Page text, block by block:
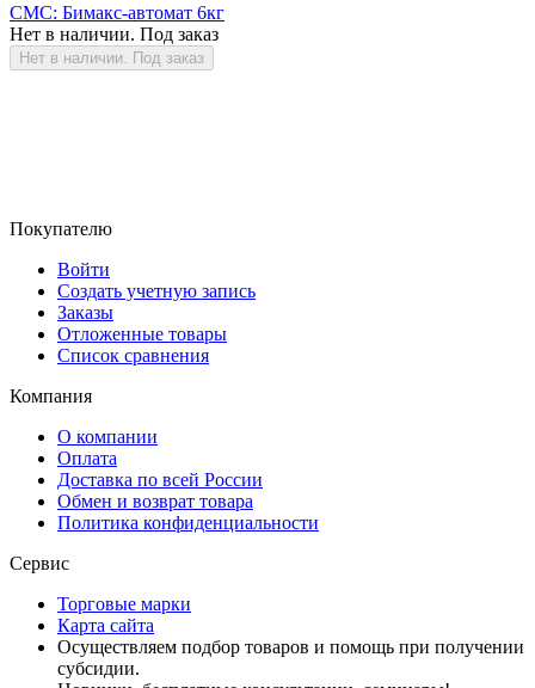
СМС: Бимакс-автомат 6кг
Нет в наличии. Под заказ
Нет в наличии. Под заказ
Покупателю
Войти
Создать учетную запись
Заказы
Отложенные товары
Список сравнения
Компания
О компании
Оплата
Доставка по всей России
Обмен и возврат товара
Политика конфиденциальности
Сервис
Торговые марки
Карта сайта
Осуществляем подбор товаров и помощь при получении
субсидии.